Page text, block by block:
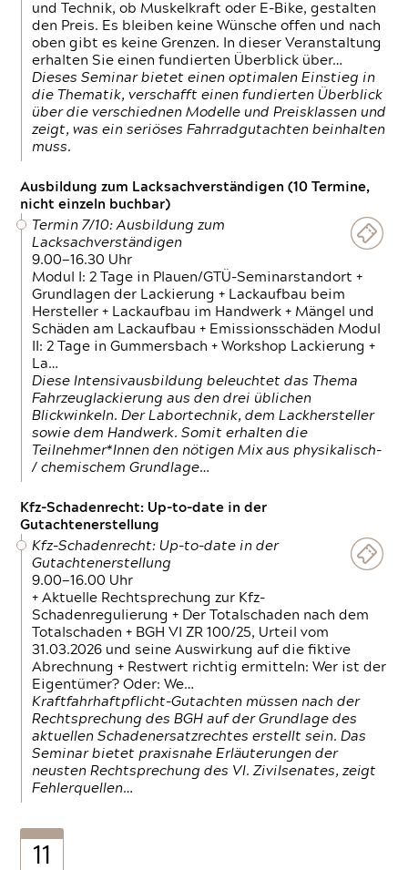
und Technik, ob Muskelkraft oder E-Bike, gestalten
den Preis. Es bleiben keine Wünsche offen und nach
oben gibt es keine Grenzen. In dieser Veranstaltung
erhalten Sie einen fundierten Überblick über…
Dieses Seminar bietet einen optimalen Einstieg in
die Thematik, verschafft einen fundierten Überblick
über die verschiednen Modelle und Preisklassen und
zeigt, was ein seriöses Fahrradgutachten beinhalten
muss.
Ausbildung zum Lacksachverständigen (10 Termine,
nicht einzeln buchbar)
Termin 7/10: Ausbildung zum
Lacksachverständigen
9.00—16.30 Uhr
Modul I: 2 Tage in Plauen/GTÜ-Seminarstandort +
Grundlagen der Lackierung + Lackaufbau beim
Hersteller + Lackaufbau im Handwerk + Mängel und
Schäden am Lackaufbau + Emissionsschäden Modul
II: 2 Tage in Gummersbach + Workshop Lackierung +
La…
Diese Intensivausbildung beleuchtet das Thema
Fahrzeuglackierung aus den drei üblichen
Blickwinkeln. Der Labortechnik, dem Lackhersteller
sowie dem Handwerk. Somit erhalten die
Teilnehmer*Innen den nötigen Mix aus physikalisch-
/ chemischem Grundlage…
Kfz-Schadenrecht: Up-to-date in der
Gutachtenerstellung
Kfz-Schadenrecht: Up-to-date in der
Gutachtenerstellung
9.00—16.00 Uhr
+ Aktuelle Rechtsprechung zur Kfz-
Schadenregulierung + Der Totalschaden nach dem
Totalschaden + BGH VI ZR 100/25, Urteil vom
31.03.2026 und seine Auswirkung auf die fiktive
Abrechnung + Restwert richtig ermitteln: Wer ist der
Eigentümer? Oder: We…
Kraftfahrhaftpflicht-Gutachten müssen nach der
Rechtsprechung des BGH auf der Grundlage des
aktuellen Schadenersatzrechtes erstellt sein. Das
Seminar bietet praxisnahe Erläuterungen der
neusten Rechtsprechung des VI. Zivilsenates, zeigt
Fehlerquellen…
11